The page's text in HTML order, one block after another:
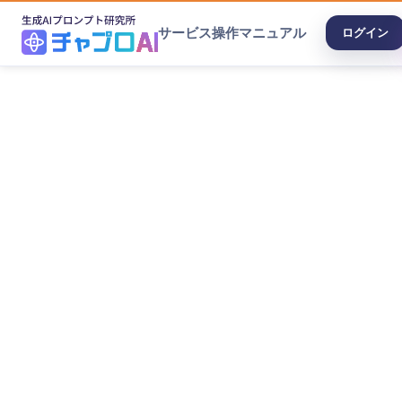
サービス操作マニュアル ログイン